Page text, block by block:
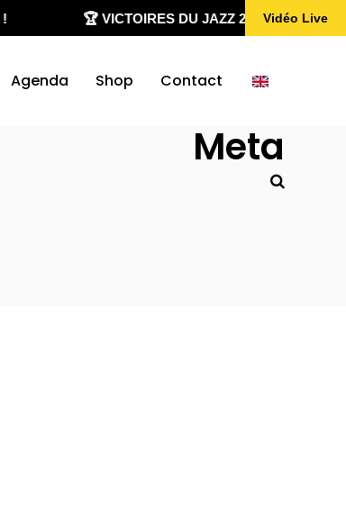
🏆 VICTOIRES DU JAZZ 2020-2026Vidéo Live
Agenda Shop Contact
Meta